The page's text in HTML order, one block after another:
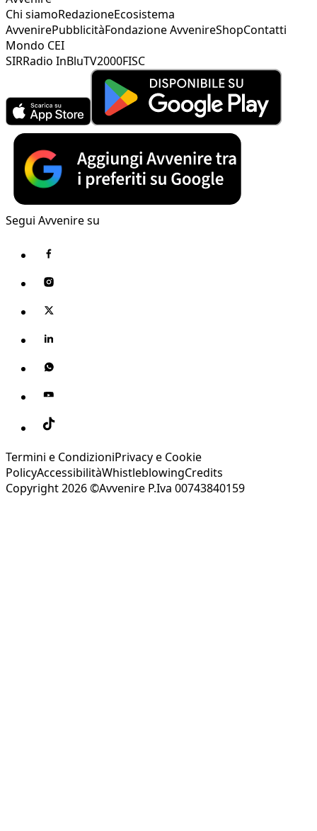
Chi siamoRedazioneEcosistema
AvvenirePubblicitàFondazione AvvenireShopContatti
Mondo CEI
SIRRadio InBluTV2000FISC
Segui Avvenire su
Termini e CondizioniPrivacy e Cookie
PolicyAccessibilitàWhistleblowingCredits
Copyright 2026 ©Avvenire P.Iva 00743840159